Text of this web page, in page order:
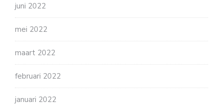
juni 2022
mei 2022
maart 2022
februari 2022
januari 2022